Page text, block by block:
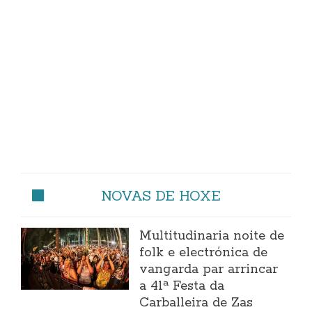
NOVAS DE HOXE
Multitudinaria noite de
folk e electrónica de
vangarda par arrincar
a 41ª Festa da
Carballeira de Zas